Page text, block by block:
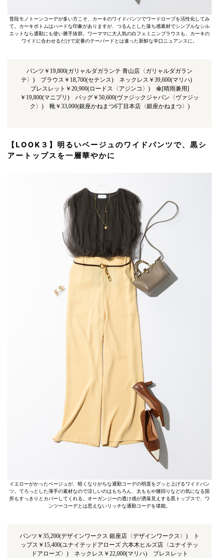
普段モノトーンコーデが多い方こそ、カーキのワイドパンツでワードローブを活性化してみ
て。カーキボトムはハードな印象がありますが、つるんとした落ち感素材でシンプルなシル
エットなら通勤にも使い勝手抜群。ワーママに大人気の白フェミニンブラウスも、カーキの
ワイドに合わせるだけで定番のテーパードとは違った新鮮な辛口ニュアンスに。
パンツ￥19,800(ガリャルダガランテ 青山店〈ガリャルダガラン
テ〉) ブラウス￥18,700(セテンス) ネックレス￥39,600(マリハ)
ブレスレット￥20,900(ロードス〈アジンコ〉) 傘[晴雨兼用]
￥19,800(マニプリ) バッグ￥50,600(ヴァジックジャパン〈ヴァジッ
ク〉) 靴￥33,000(銀座かねまつ6丁目本店〈銀座かねまつ〉)
【LOOK３】明るいベージュのワイドパンツで、黒シ
アートップスを一層華やかに
イエローがかったベージュが、暗くなりがちな通勤コーデの明度をグッと上げるワイドパン
ツ。てろっとした薄手の素材なので涼しいのはもちろん、太ももや腰回りなどの気になる箇
所もすっきりとカバーしてくれる。オーガンジーの透け感が洒落見えする黒トップスで、ワ
ンツーコーデとは思えないリッチな通勤コーデを堪能。
パンツ￥35,200(デザインワークス 銀座店〈デザインワークス〉) ト
ップス￥15,400(ユナイテッドアローズ 六本木ヒルズ店〈ユナイテッ
ドアローズ〉) ネックレス￥22,000(マリハ) ブレスレット